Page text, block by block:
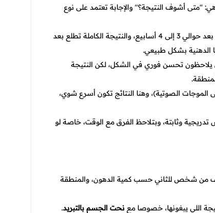
"متى أشوف النتيجة؟" والإجابة تعتمد على نوع
(تجميد الدهون)، فعادة تبدأ تلاحظ الفرق بعد حوالي 3 إلى 4 أسابيع، والنتيجة الكاملة تطلع بعد
الدهنية بشكل طبيعي.
تحسن فوري في الشكل، لكن النتيجة
الصوتية)، وهنا النتائج تكون أسرع شوي،
وثابتة، وبتلاحظ الفرق مع الوقت، خاصة لو
من شخص للثاني حسب كمية الدهون، والمنطقة
اللي يبغونها، خصوصا مع نحت الجسم بالتبريد.